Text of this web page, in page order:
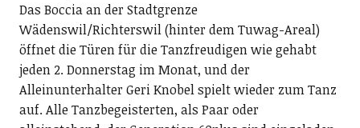
Das Boccia an der Stadtgrenze
Wädenswil/Richterswil (hinter dem Tuwag-Areal)
öffnet die Türen für die Tanzfreudigen wie gehabt
jeden 2. Donnerstag im Monat, und der
Alleinunterhalter Geri Knobel spielt wieder zum Tanz
auf. Alle Tanzbegeisterten, als Paar oder